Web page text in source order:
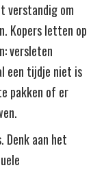
verstandig om
Kopers letten op
versleten
een tijdje niet is
pakken of er
Denk aan het